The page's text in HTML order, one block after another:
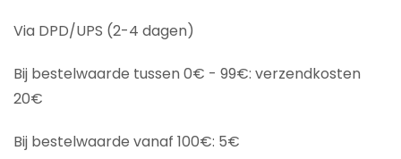
Via DPD/UPS (2-4 dagen)
Bij bestelwaarde tussen 0€ - 99€: verzendkosten
20€
Bij bestelwaarde vanaf 100€: 5€